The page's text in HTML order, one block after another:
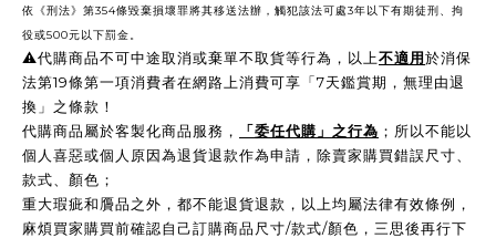
依《刑法》第354條毀棄損壞罪將其移送法辦，觸犯該法可處3年以下有期徒刑、拘
役或500元以下罰金。
⚠️代購商品不可中途取消或棄單不取貨等行為，以上不適用於消保
法第19條第一項消費者在網路上消費可享「7天鑑賞期，無理由退
換」之條款！
代購商品屬於客製化商品服務，
「委任代購」之行為 ；所以不能以
個人喜惡或個人原因為退貨退款作為申請，除賣家購買錯誤尺寸、
款式、顏色；
重大瑕疵和贗品之外，都不能退貨退款，以上均屬法律有效條例，
麻煩買家購買前確認自己訂購商品尺寸/款式/顏色，三思後再行下